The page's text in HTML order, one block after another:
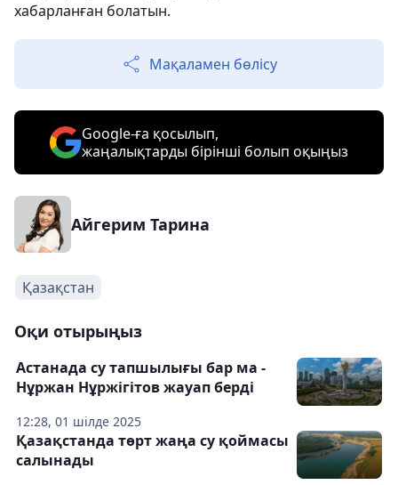
хабарланған болатын.
Мақаламен бөлісу
Google-ға қосылып,
жаңалықтарды бірінші болып оқыңыз
Айгерим Тарина
Қазақстан
Оқи отырыңыз
12:28, 01 шілде 2025
Астанада су тапшылығы бар ма -
Нұржан Нұржігітов жауап берді
Қазақстанда төрт жаңа су қоймасы
салынады